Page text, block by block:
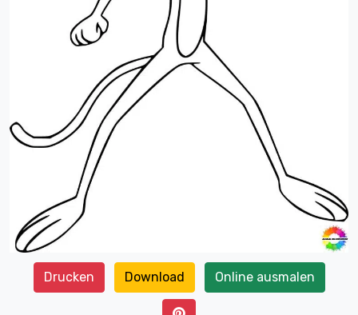
Drucken Download Online ausmalen